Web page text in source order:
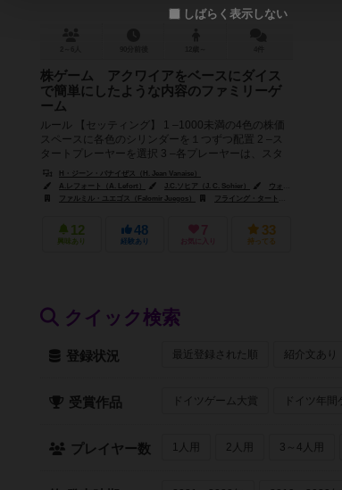
株ゲーム アクワイアをベースにダイス
で簡単にしたような内容のファミリーゲ
ーム
ルール 【セッティング】 1 –1000未満の4色の株価
スペースに各色のシリンダーを１つずつ配置 2 –ス
タートプレーヤーを選択 3 –各プレーヤーは、スタ
ートプレー...
H・ジーン・バナイぜス（H. Jean Vanaise）
A.レフォート（A. Lefort）
J.C.ソヒア（J. C. Sohier）
ウォルター・ワグナー（Walter Wagner）
ファルミル・ユエゴス（Falomir Juegos）
フライング・タートル・ゲームズ（Flying Turtle Games）
12
興味あり
48
経験あり
7
お気に入り
33
持ってる
クイック検索
登録状況 最近登録された順 紹介文あり
受賞作品 ドイツゲーム大賞 ドイツ年間
プレイヤー数 1人用 2人用 3～4人用
しばらく表示しない